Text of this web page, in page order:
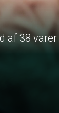
af 38